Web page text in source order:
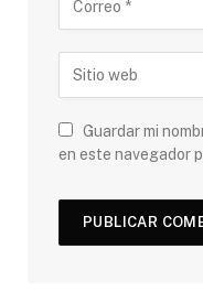
Guardar mi
en este navegador